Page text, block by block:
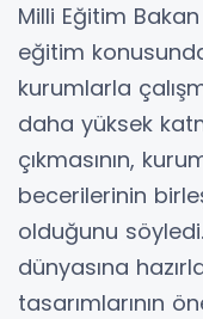
Milli Eğitim Bakan
eğitim
kurumlarla
daha yüksek
çıkmasının,
becerilerinin
olduğunu
dünyasına
tasarımlarının